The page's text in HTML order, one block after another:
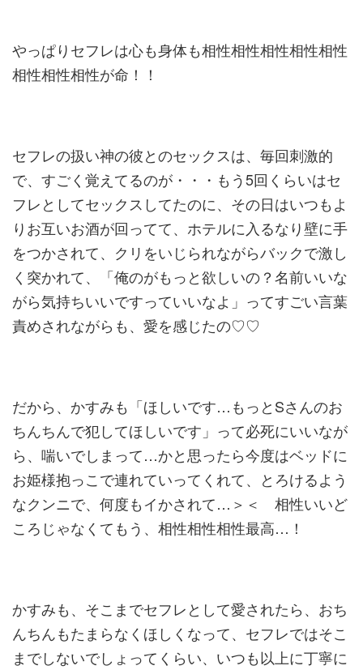
やっぱりセフレは心も身体も相性相性相性相性相性
相性相性相性が命！！
セフレの扱い神の彼とのセックスは、毎回刺激的
で、すごく覚えてるのが・・・もう5回くらいはセ
フレとしてセックスしてたのに、 その日はいつもよ
りお互いお酒が回ってて、ホテルに入るなり壁に手
をつかされて、クリをいじられながらバックで激し
く突かれて、
「俺のがもっと欲しいの？名前いいな
がら気持ちいいですっていいなよ」ってすごい言葉
責めされながらも、愛を感じたの♡♡
だから、かすみも「ほしいです…もっとSさんのお
ちんちんで犯してほしいです」って必死にいいなが
ら、喘いでしまって…かと思ったら今度はベッドに
お姫様抱っこで連れていってくれて、とろけるよう
なクンニで、何度もイかされて…＞＜ 相性いいど
ころじゃなくてもう、相性相性相性最高…！
かすみも、そこまでセフレとして愛されたら、おち
んちんもたまらなくほしくなって、セフレではそこ
までしないでしょってくらい、 いつも以上に丁寧に